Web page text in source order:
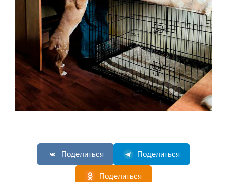
Поделиться Поделиться
Поделиться